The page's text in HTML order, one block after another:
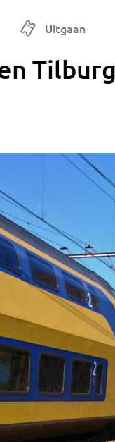
Uitgaan